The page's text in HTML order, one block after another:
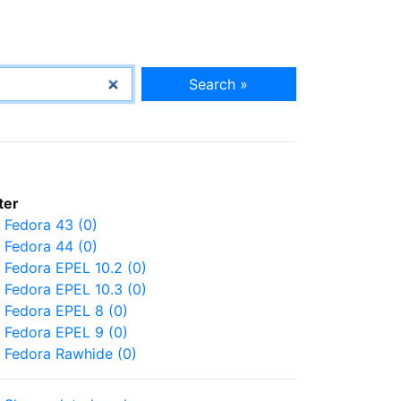
Search »
Fedora 43 (0)
Fedora 44 (0)
Fedora EPEL 10.2 (0)
Fedora EPEL 10.3 (0)
Fedora EPEL 8 (0)
Fedora EPEL 9 (0)
Fedora Rawhide (0)